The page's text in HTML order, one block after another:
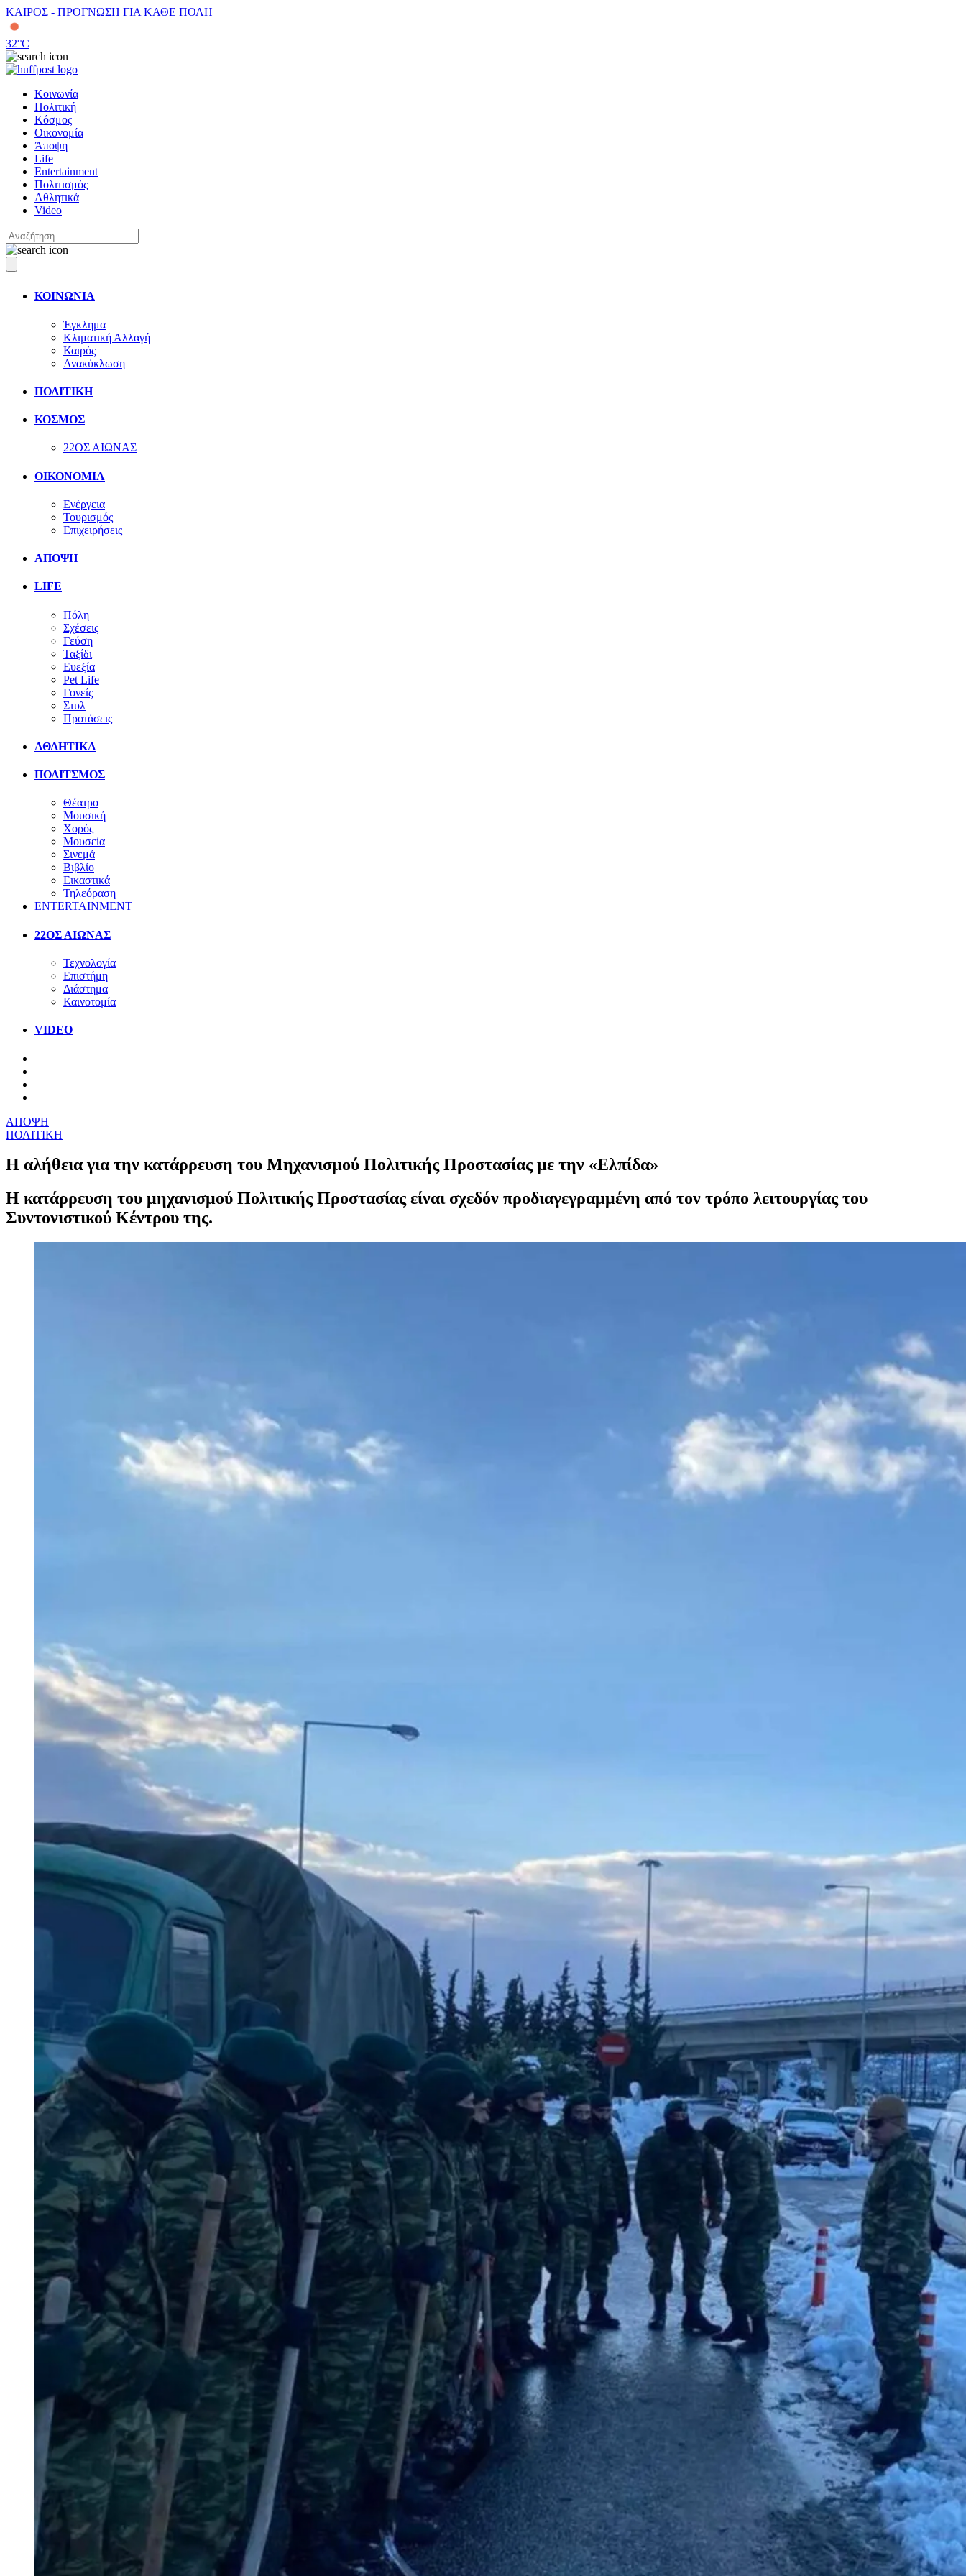
ΚΑΙΡΟΣ - ΠΡΟΓΝΩΣΗ ΓΙΑ ΚΑΘΕ ΠΟΛΗ
32°C
Κοινωνία
Πολιτική
Κόσμος
Οικονομία
Άποψη
Life
Entertainment
Πολιτισμός
Αθλητικά
Video
ΚΟΙΝΩΝΙΑ
Έγκλημα
Κλιματική Αλλαγή
Καιρός
Ανακύκλωση
ΠΟΛΙΤΙΚΗ
ΚΟΣΜΟΣ
22ΟΣ ΑΙΩΝΑΣ
ΟΙΚΟΝΟΜΙΑ
Ενέργεια
Τουρισμός
Επιχειρήσεις
ΑΠΟΨΗ
LIFE
Πόλη
Σχέσεις
Γεύση
Ταξίδι
Ευεξία
Pet Life
Γονείς
Στυλ
Προτάσεις
ΑΘΛΗΤΙΚΑ
ΠΟΛΙΤΣΜΟΣ
Θέατρο
Μουσική
Χορός
Μουσεία
Σινεμά
Βιβλίο
Εικαστικά
Τηλεόραση
ENTERTAINMENT
22ΟΣ ΑΙΩΝΑΣ
Τεχνολογία
Επιστήμη
Διάστημα
Καινοτομία
VIDEO
ΑΠΟΨΗ
ΠΟΛΙΤΙΚΗ
Η αλήθεια για την κατάρρευση του Μηχανισμού Πολιτικής Προστασίας με την «Ελπίδα»
Η κατάρρευση του μηχανισμού Πολιτικής Προστασίας είναι σχεδόν προδιαγεγραμμένη από τον τρόπο λειτουργίας του
Συντονιστικού Κέντρου της.